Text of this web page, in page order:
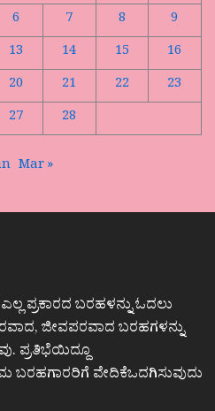
6 7 8
9
13 14 15
16
20 21 22
23
27 28
Mar »
ಪ್ರಕಾರದ ಬರಹಳನ್ನು ಓದಲು
ಜೀವಪರವಾದ ಬರಹಗಳನ್ನು
ಪ್ರತಿಭೆಯಿದ್ದೂ
ವೇದಿಕೆಒದಗಿಸುವುದು